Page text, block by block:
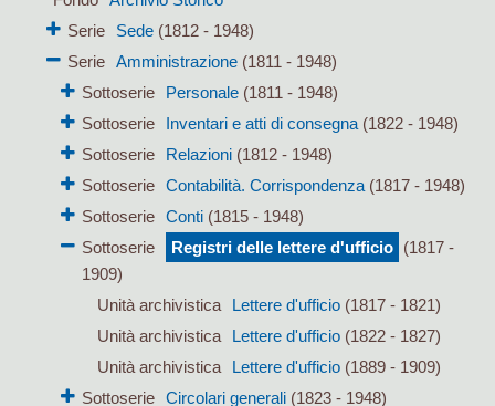
Serie
Sede(1812 - 1948)
Serie Amministrazione(1811 - 1948)
Sottoserie
Personale (1811 - 1948)
Sottoserie
Inventari e atti di consegna (1822 - 1948)
Sottoserie
Relazioni (1812 - 1948)
Sottoserie
Contabilità. Corrispondenza (1817 - 1948)
Sottoserie
Conti (1815 - 1948)
Sottoserie
Registri delle lettere d'ufficio (1817 -
1909)
Unità archivistica
Lettere d'ufficio(1817 - 1821)
Unità archivistica
Lettere d'ufficio(1822 - 1827)
Unità archivistica
Lettere d'ufficio(1889 - 1909)
Sottoserie
Circolari generali (1823 - 1948)